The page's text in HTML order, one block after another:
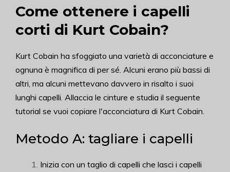
Come ottenere i capelli
corti di Kurt Cobain?
Kurt Cobain ha sfoggiato una varietà di acconciature e
ognuna è magnifica di per sé. Alcuni erano più bassi di
altri, ma alcuni mettevano davvero in risalto i suoi
lunghi capelli. Allaccia le cinture e studia il seguente
tutorial se vuoi copiare l'acconciatura di Kurt Cobain.
Metodo A: tagliare i capelli
Inizia con un taglio di capelli che lasci i capelli